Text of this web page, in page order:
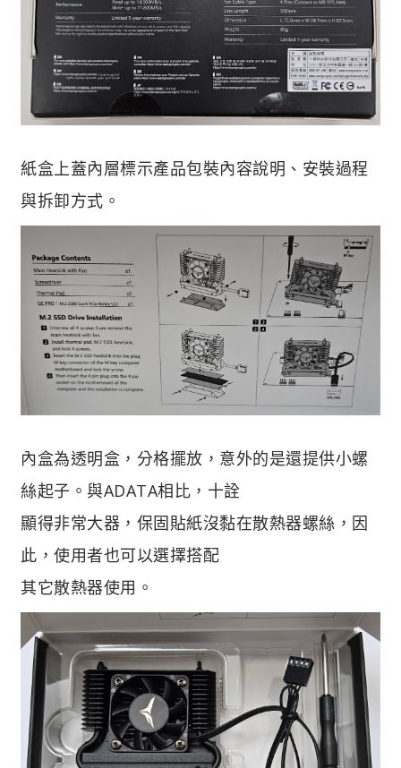
紙盒上蓋內層標示產品包裝內容說明、安裝過程
與拆卸方式。
內盒為透明盒，分格擺放，意外的是還提供小螺
絲起子。與ADATA相比，十詮
顯得非常大器，保固貼紙沒黏在散熱器螺絲，因
此，使用者也可以選擇搭配
其它散熱器使用。